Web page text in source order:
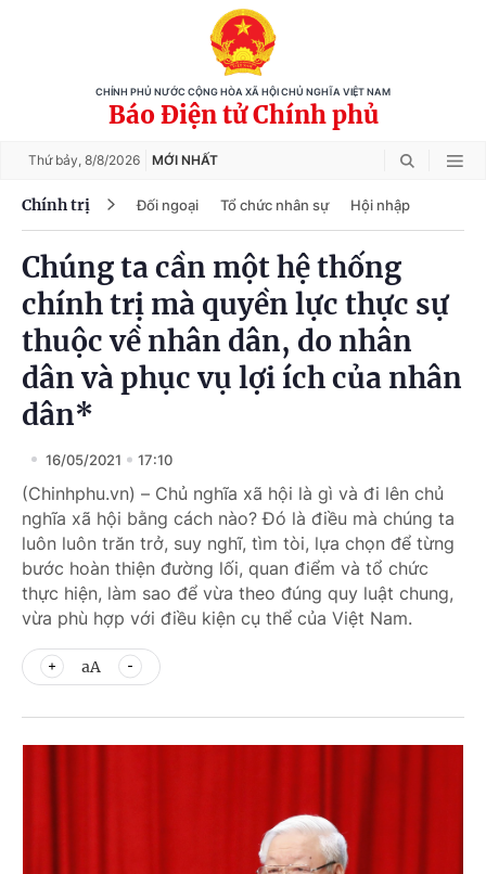
CHÍNH PHỦ NƯỚC CỘNG HÒA XÃ HỘI CHỦ NGHĨA VIỆT NAM
Báo Điện tử Chính phủ
Thứ bảy, 8/8/2026 MỚI NHẤT
Chính trị Đối ngoại Tổ chức nhân sự Hội nhập
Chúng ta cần một hệ thống
chính trị mà quyền lực thực sự
thuộc về nhân dân, do nhân
dân và phục vụ lợi ích của nhân
dân*
16/05/2021 17:10
(Chinhphu.vn) – Chủ nghĩa xã hội là gì và đi lên chủ
nghĩa xã hội bằng cách nào? Đó là điều mà chúng ta
luôn luôn trăn trở, suy nghĩ, tìm tòi, lựa chọn để từng
bước hoàn thiện đường lối, quan điểm và tổ chức
thực hiện, làm sao để vừa theo đúng quy luật chung,
vừa phù hợp với điều kiện cụ thể của Việt Nam.
aA